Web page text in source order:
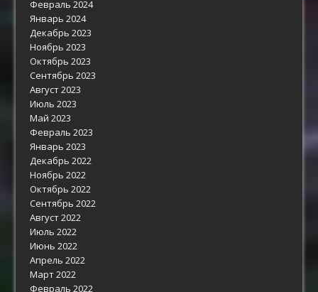
Февраль 2024
Январь 2024
Декабрь 2023
Ноябрь 2023
Октябрь 2023
Сентябрь 2023
Август 2023
Июль 2023
Май 2023
Февраль 2023
Январь 2023
Декабрь 2022
Ноябрь 2022
Октябрь 2022
Сентябрь 2022
Август 2022
Июль 2022
Июнь 2022
Апрель 2022
Март 2022
Февраль 2022